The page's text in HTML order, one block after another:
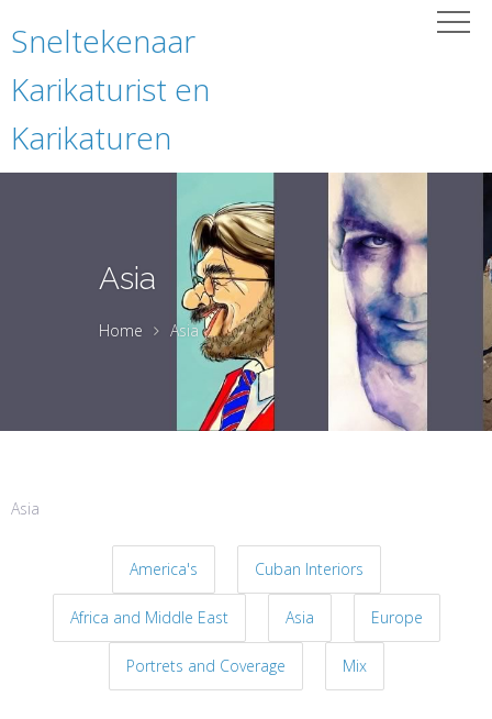
Sneltekenaar
Karikaturist en
Karikaturen
Asia
Home Asia
Asia
America's Cuban Interiors
Africa and Middle East Asia Europe
Portrets and Coverage Mix